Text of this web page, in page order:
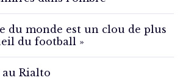
du monde est un clou de plus
du football »
au Rialto